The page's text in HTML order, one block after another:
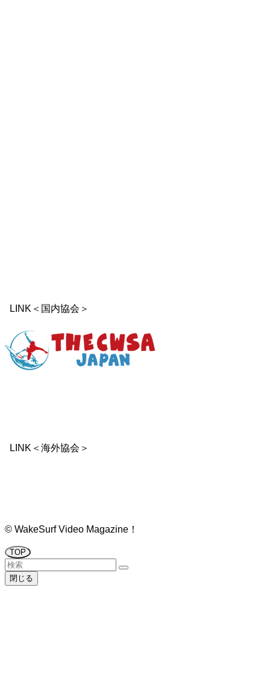
LINK＜国内協会＞
LINK＜海外協会＞
© WakeSurf Video Magazine！
TOP
閉じる